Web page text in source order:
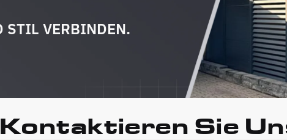
STIL VERBINDEN.
Kontaktieren Sie